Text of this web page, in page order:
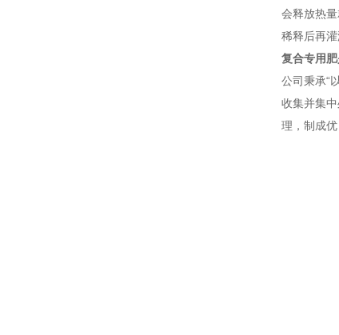
会释放热
稀释后再
复合专用
公司秉承“
收集并集
理，制成